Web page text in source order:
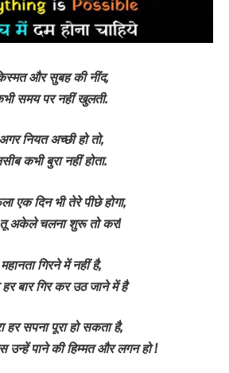
और सुबह की नींद,
समय पर नहीं खुलती.
अगर नियत अच्छी हो तो,
कभी बुरा नहीं होता.
एक दिन भी तेरे पीछे होगा,
अकेले चलना शुरू तो कर!
महानता गिरने में नहीं है,
बार गिर कर उठ जाने में है
हर सपना पूरा हो सकता है,
उन्हें पाने की हिम्मत और लगन हो !